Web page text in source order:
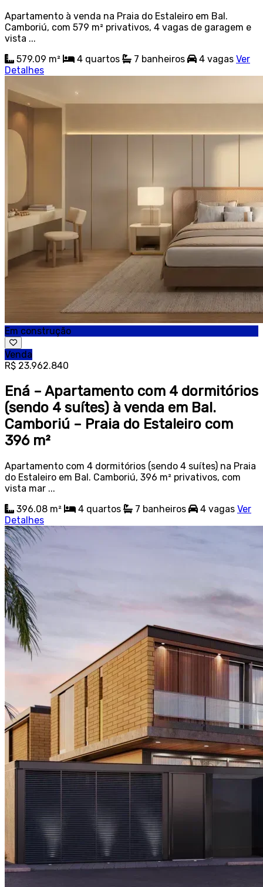
Apartamento à venda na Praia do Estaleiro em Bal.
Camboriú, com 579 m² privativos, 4 vagas de garagem e
vista ...
579.09 m²
4 quartos 7 banheiros 4 vagas Ver
Detalhes
Em construção
Venda
R$ 23.962.840
Ená – Apartamento com 4 dormitórios
(sendo 4 suítes) à venda em Bal.
Camboriú – Praia do Estaleiro com
396 m²
Apartamento com 4 dormitórios (sendo 4 suítes) na Praia
do Estaleiro em Bal. Camboriú, 396 m² privativos, com
vista mar ...
396.08 m²
4 quartos 7 banheiros 4 vagas Ver
Detalhes